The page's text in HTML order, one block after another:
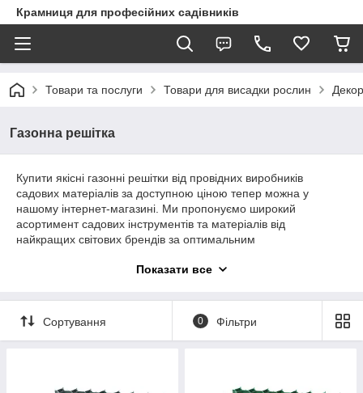
Крамниця для професійних садівників
Товари та послуги Товари для висадки рослин
Газонна решітка
Купити якісні газонні решітки від провідних виробників
садових матеріалів за доступною ціною тепер можна у
нашому інтернет-магазині. Ми пропонуємо широкий
асортимент садових інструментів та матеріалів від
найкращих світових брендів за оптимальним
оформлення замовлень та надійну доставку товару до будь-
Показати все
Сортування 0 Фільтри